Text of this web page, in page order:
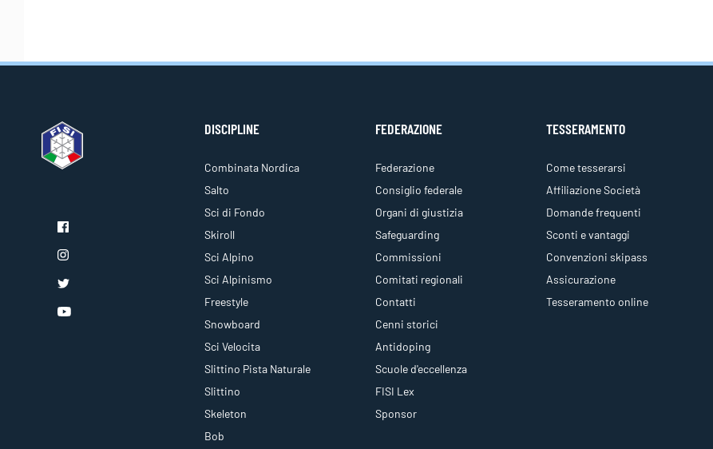
DISCIPLINE
Combinata Nordica
Salto
Sci di Fondo
Skiroll
Sci Alpino
Sci Alpinismo
Freestyle
Snowboard
Sci Velocita
Slittino Pista Naturale
Slittino
Skeleton
Bob
FEDERAZIONE
Federazione
Consiglio federale
Organi di giustizia
Safeguarding
Commissioni
Comitati regionali
Contatti
Cenni storici
Antidoping
Scuole d'eccellenza
FISI Lex
Sponsor
TESSERAMENTO
Come tesserarsi
Affiliazione Società
Domande frequenti
Sconti e vantaggi
Convenzioni skipass
Assicurazione
Tesseramento online